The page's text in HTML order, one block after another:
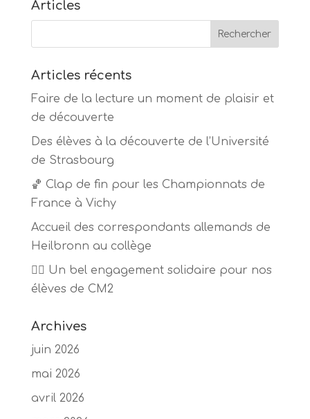
Articles
Articles récents
Faire de la lecture un moment de plaisir et
de découverte
Des élèves à la découverte de l’Université
de Strasbourg
🏀 Clap de fin pour les Championnats de
France à Vichy
Accueil des correspondants allemands de
Heilbronn au collège
🏃‍♂️ Un bel engagement solidaire pour nos
élèves de CM2
Archives
juin 2026
mai 2026
avril 2026